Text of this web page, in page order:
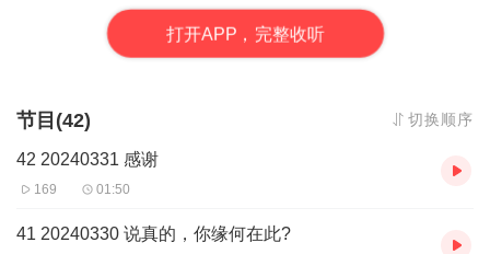
打开APP，完整收听
节目(42) 切换顺序
42 20240331 感谢
169 01:50
41 20240330 说真的，你缘何在此?